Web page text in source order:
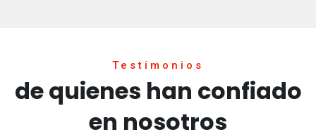
Testimonios
de quienes han confiado
en nosotros